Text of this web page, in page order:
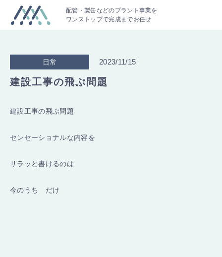
配管・製缶などのプラント事業を
ワンストップで完成までお任せ
日常 2023/11/15
建設工事の飛ぶ問題
建設工事の飛ぶ問題
センセーショナルな内容を
サラッと書けるのは
今のうち だけ